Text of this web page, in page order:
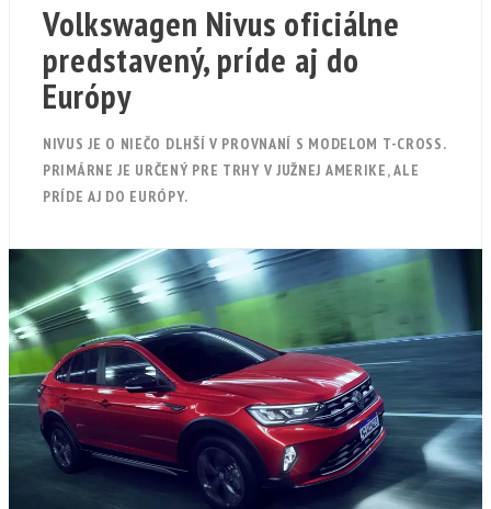
Volkswagen Nivus oficiálne
predstavený, príde aj do
Európy
NIVUS JE O NIEČO DLHŠÍ V PROVNANÍ S MODELOM T-CROSS.
PRIMÁRNE JE URČENÝ PRE TRHY V JUŽNEJ AMERIKE, ALE
PRÍDE AJ DO EURÓPY.